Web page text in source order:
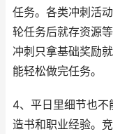
任务。各类冲刺活
轮任务后就存资源
冲刺只拿基础奖励
能轻松做完任务。
4、平日里细节也
造书和职业经验。